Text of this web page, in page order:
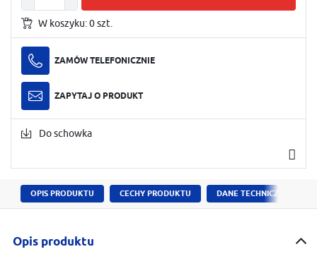
W koszyku:0szt.
ZAMÓW TELEFONICZNIE
ZAPYTAJ O PRODUKT
Do schowka
OPIS PRODUKTU CECHY PRODUKTU DANE TECHNICZNE
Opis produktu